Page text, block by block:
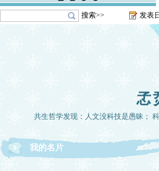
搜索>> 发表
孞
共生哲学发现：人文没科技是愚昧；
我的名片